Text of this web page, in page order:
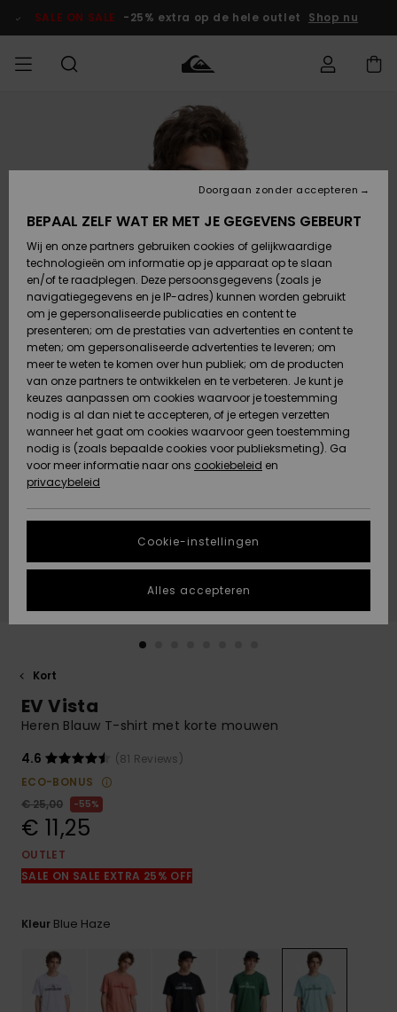
Productinformatie
SALE ON SALE -25% extra op de hele outlet Shop nu
Kleding
Accessoires
Schoenen &
Slippers
Surf /
Water
Snow
Nieuw
Highlights
JONGENS
Kleding
Accessoires
Schoenen &
Slippers
Surf /
Water
Sneeuw
Nieuw
Highlights
DAMES
Shop
Highlights
Snow
SURF
Heren Surf
Shop
Surf Shop
Highlights
Community
SNOW
Heren Snow
Shop
Snow Shop
Dames
Snow Shop
Highlights
Gemeenschap
SALE ON
SALE
HEREN
OUTLET
Kinderen
VROUW
OUTLET
Regio- En
Taalinstellingen
français
Nederlands
Toegang tot
mijn bestelling
Retouren
Betaling
Giftcard
Quiksilver
Freedom
Gegevensbescherming
gesprek om het
snelste
vraag te
krijgen.
de meest
vragen en ons
contactformulier.
DUURZAAMHEID
STORE LOCATOR
VERLANGLIJST
Kort
EV Vista
Heren Blauw T-shirt met korte mouwen
4.6
(81 Reviews)
ECO-BONUS
€ 25,00
55%
€ 11,25
OUTLET
SALE ON SALE EXTRA 25% OFF
Kleur Blue Haze
BEPAAL ZELF WAT ER MET JE GEGEVENS GEBEURT
Wij en onze partners gebruiken cookies of gelijkwaardige
technologieën om informatie op je apparaat op te slaan
en/of te raadplegen. Deze persoonsgegevens (zoals je
navigatiegegevens en je IP-adres) kunnen worden gebruikt
om je gepersonaliseerde publicaties en content te
presenteren; om de prestaties van advertenties en content te
meten; om gepersonaliseerde advertenties te leveren; om
meer te weten te komen over hun publiek; om de producten
van onze partners te ontwikkelen en te verbeteren. Je kunt je
keuzes aanpassen om cookies waarvoor je toestemming
nodig is al dan niet te accepteren, of je ertegen verzetten
wanneer het gaat om cookies waarvoor geen toestemming
nodig is (zoals bepaalde cookies voor publieksmeting). Ga
voor meer informatie naar ons cookiebeleid en
privacybeleid
Cookie-instellingen
Doorgaan zonder accepteren
Alles accepteren